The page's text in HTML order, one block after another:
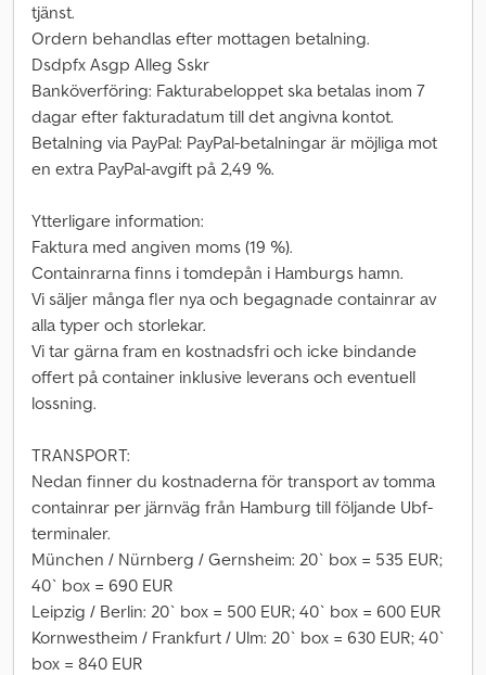
tjänst.
Ordern behandlas efter mottagen betalning.
Dsdpfx Asgp Alleg Sskr
Banköverföring: Fakturabeloppet ska betalas inom 7
dagar efter fakturadatum till det angivna kontot.
Betalning via PayPal: PayPal-betalningar är möjliga mot
en extra PayPal-avgift på 2,49 %.
Ytterligare information:
Faktura med angiven moms (19 %).
Containrarna finns i tomdepån i Hamburgs hamn.
Vi säljer många fler nya och begagnade containrar av
alla typer och storlekar.
Vi tar gärna fram en kostnadsfri och icke bindande
offert på container inklusive leverans och eventuell
lossning.
TRANSPORT:
Nedan finner du kostnaderna för transport av tomma
containrar per järnväg från Hamburg till följande Ubf-
terminaler.
München / Nürnberg / Gernsheim: 20` box = 535 EUR;
40` box = 690 EUR
Leipzig / Berlin: 20` box = 500 EUR; 40` box = 600 EUR
Kornwestheim / Frankfurt / Ulm: 20` box = 630 EUR; 40`
box = 840 EUR